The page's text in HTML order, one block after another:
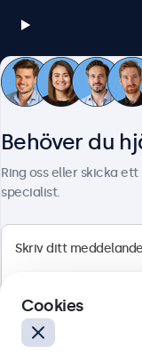
Olof
Behöver du
Ring oss eller skicka
specialist.
Cookies